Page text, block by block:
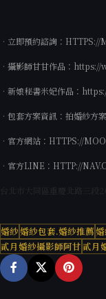
•立即預約諮詢： HTTPS://
•攝影師甘甘作品： https://
•新娘秘書米妃作品：
•包套方案資訊： 拍婚紗方案
•官方網站： HTTPS://
•官方LINE： HTTP://
婚紗婚紗包套.婚紗推薦
貳月婚紗攝影師阿甘貳月